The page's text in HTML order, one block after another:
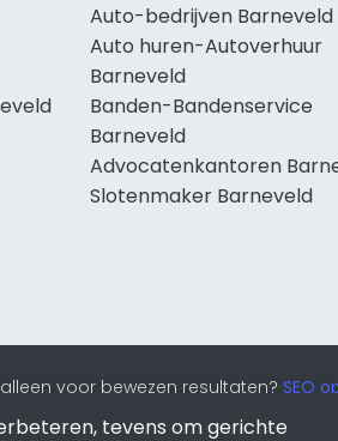
Auto-bedrijven Barneveld
Auto huren-Autoverhuur
Barneveld
Banden-Bandenservice
Barneveld
Advocatenkantoren
Slotenmaker Barneveld
voor bewezen resultaten? SEO
tevens om gerichte